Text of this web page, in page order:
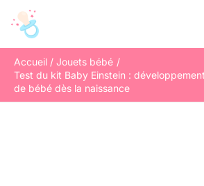
Accueil
Jouets bébé
Test du kit Baby Einstein :
de bébé dès la naissance
e
c
h
e